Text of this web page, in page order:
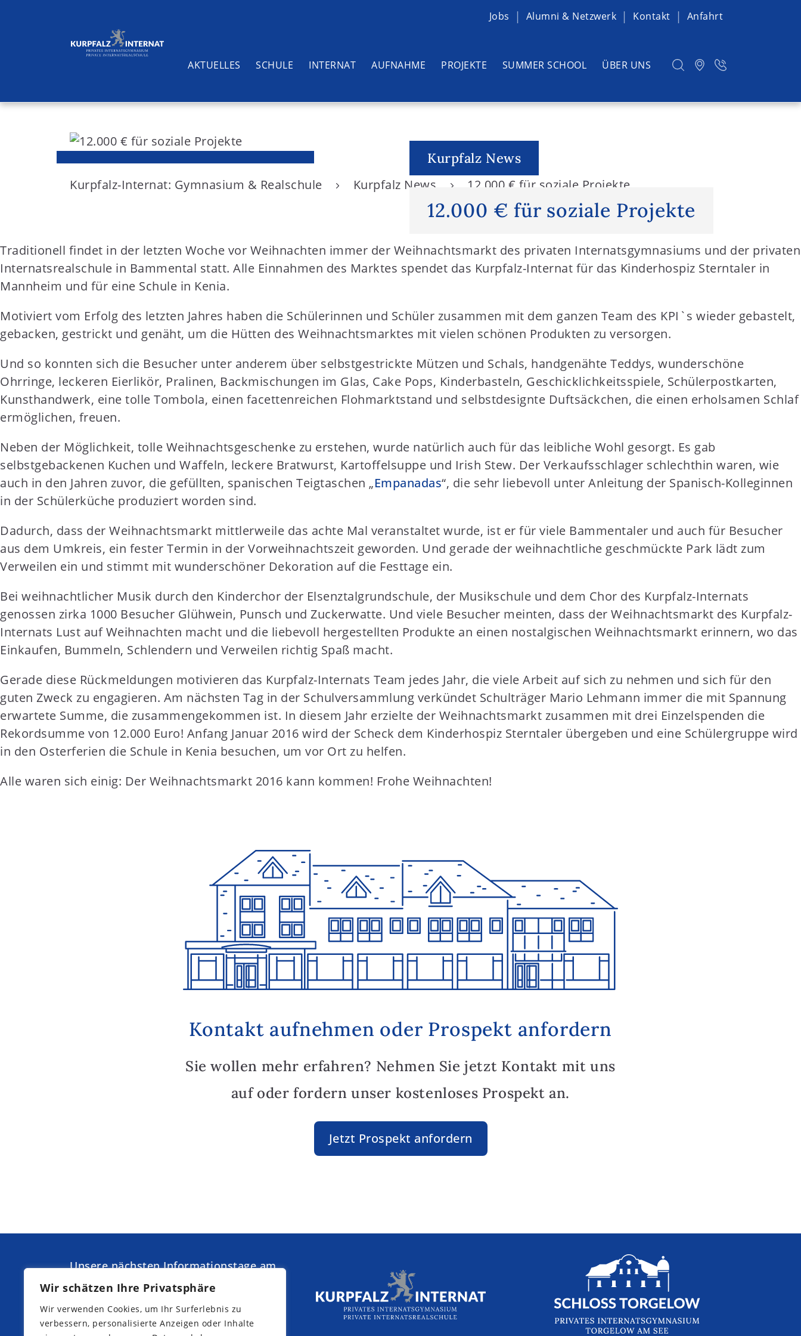
Wir schätzen Ihre Privatsphäre
Wir verwenden Cookies, um Ihr Surferlebnis zu
verbessern, personalisierte Anzeigen oder Inhalte
S
n
t
e
t
Jobs Alumni & Netzwerk Kontakt Anfahrt
AKTUELLES SCHULE INTERNAT AUFNAHME PROJEKTE SUMMER SCHOOL ÜBER UNS
Suchen Kurpfalz News
12.000 € für soziale Projekte
Kurpfalz-Internat: Gymnasium & Realschule Kurpfalz News 12.000 € für soziale Projekte
Traditionell findet in der letzten Woche vor Weihnachten immer der Weihnachtsmarkt des privaten Internatsgymnasiums und der privaten
Internatsrealschule in Bammental statt. Alle Einnahmen des Marktes spendet das Kurpfalz-Internat für das Kinderhospiz Sterntaler in
Mannheim und für eine Schule in Kenia.
Motiviert vom Erfolg des letzten Jahres haben die Schülerinnen und Schüler zusammen mit dem ganzen Team des KPI`s wieder gebastelt,
gebacken, gestrickt und genäht, um die Hütten des Weihnachtsmarktes mit vielen schönen Produkten zu versorgen.
Und so konnten sich die Besucher unter anderem über selbstgestrickte Mützen und Schals, handgenähte Teddys, wunderschöne
Ohrringe, leckeren Eierlikör, Pralinen, Backmischungen im Glas, Cake Pops, Kinderbasteln, Geschicklichkeitsspiele, Schülerpostkarten,
Kunsthandwerk, eine tolle Tombola, einen facettenreichen Flohmarktstand und selbstdesignte Duftsäckchen, die einen erholsamen Schlaf
ermöglichen, freuen.
Neben der Möglichkeit, tolle Weihnachtsgeschenke zu erstehen, wurde natürlich auch für das leibliche Wohl gesorgt. Es gab
selbstgebackenen Kuchen und Waffeln, leckere Bratwurst, Kartoffelsuppe und Irish Stew. Der Verkaufsschlager schlechthin waren, wie
auch in den Jahren zuvor, die gefüllten, spanischen Teigtaschen „Empanadas“, die sehr liebevoll unter Anleitung der Spanisch-Kolleginnen
in der Schülerküche produziert worden sind.
Dadurch, dass der Weihnachtsmarkt mittlerweile das achte Mal veranstaltet wurde, ist er für viele Bammentaler und auch für Besucher
aus dem Umkreis, ein fester Termin in der Vorweihnachtszeit geworden. Und gerade der weihnachtliche geschmückte Park lädt zum
Verweilen ein und stimmt mit wunderschöner Dekoration auf die Festtage ein.
Bei weihnachtlicher Musik durch den Kinderchor der Elsenztalgrundschule, der Musikschule und dem Chor des Kurpfalz-Internats
genossen zirka 1000 Besucher Glühwein, Punsch und Zuckerwatte. Und viele Besucher meinten, dass der Weihnachtsmarkt des Kurpfalz-
Internats Lust auf Weihnachten macht und die liebevoll hergestellten Produkte an einen nostalgischen Weihnachtsmarkt erinnern, wo das
Einkaufen, Bummeln, Schlendern und Verweilen richtig Spaß macht.
Gerade diese Rückmeldungen motivieren das Kurpfalz-Internats Team jedes Jahr, die viele Arbeit auf sich zu nehmen und sich für den
guten Zweck zu engagieren. Am nächsten Tag in der Schulversammlung verkündet Schulträger Mario Lehmann immer die mit Spannung
erwartete Summe, die zusammengekommen ist. In diesem Jahr erzielte der Weihnachtsmarkt zusammen mit drei Einzelspenden die
Rekordsumme von 12.000 Euro! Anfang Januar 2016 wird der Scheck dem Kinderhospiz Sterntaler übergeben und eine Schülergruppe wird
in den Osterferien die Schule in Kenia besuchen, um vor Ort zu helfen.
Alle waren sich einig: Der Weihnachtsmarkt 2016 kann kommen! Frohe Weihnachten!
Kontakt aufnehmen oder Prospekt anfordern
Sie wollen mehr erfahren? Nehmen Sie jetzt Kontakt mit uns
auf oder fordern unser kostenloses Prospekt an.
Jetzt Prospekt anfordern
Unsere nächsten Informationstage am
19.09.2026
Samstag,
07.11.2026
Samstag,